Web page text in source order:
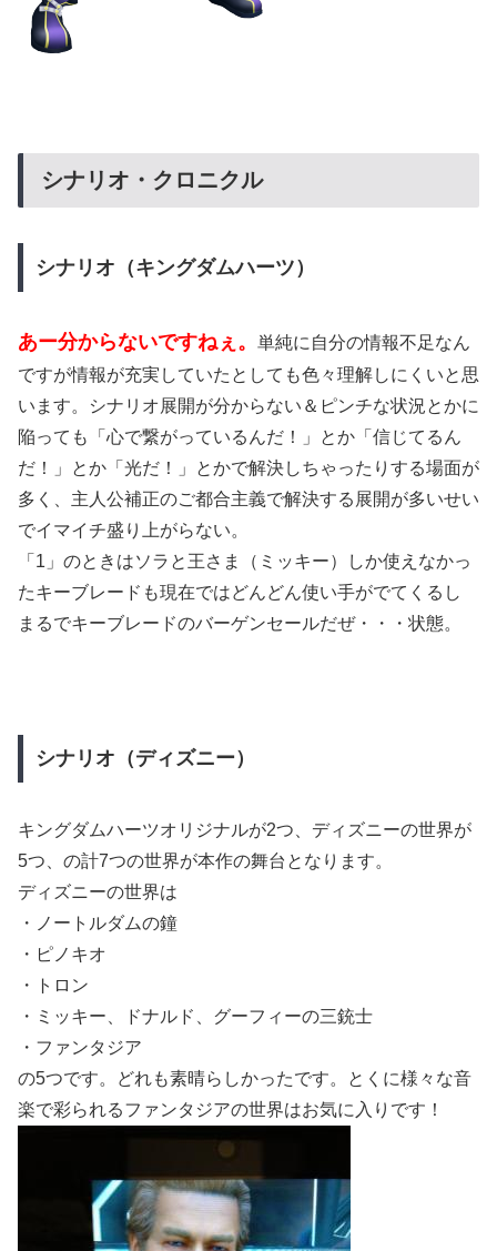
シナリオ・クロニクル
シナリオ（キングダムハーツ）
あー分からないですねぇ。 単純に自分の情報不足なん
ですが情報が充実していたとしても色々理解しにくいと思
います。シナリオ展開が分からない＆ピンチな状況とかに
陥っても「心で繋がっているんだ！」とか「信じてるん
だ！」とか「光だ！」とかで解決しちゃったりする場面が
多く、主人公補正のご都合主義で解決する展開が多いせい
でイマイチ盛り上がらない。
「1」のときはソラと王さま（ミッキー）しか使えなかっ
たキーブレードも現在ではどんどん使い手がでてくるし
まるでキーブレードのバーゲンセールだぜ・・・状態。
シナリオ（ディズニー）
キングダムハーツオリジナルが2つ、ディズニーの世界が
5つ、の計7つの世界が本作の舞台となります。
ディズニーの世界は
・ノートルダムの鐘
・ピノキオ
・トロン
・ミッキー、ドナルド、グーフィーの三銃士
・ファンタジア
の5つです。どれも素晴らしかったです。とくに様々な音
楽で彩られるファンタジアの世界はお気に入りです！